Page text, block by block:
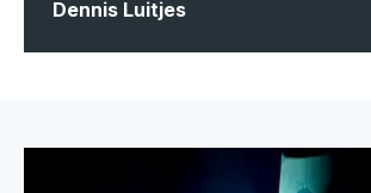
Dennis Luitjes